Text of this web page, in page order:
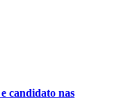
candidato nas